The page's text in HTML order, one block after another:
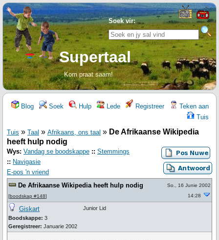
Soek vir:
Supertaal
Kom praat saam!
Blog Soek Hulp Lede Registreer
Teken aan
Tuis
Tuis » Taal » Afrikaans, ons taal » De Afrikaanse Wikipedia
heeft hulp nodig
Wys: Vandag se boodskappe :: Stemmings
:: Navigasie
E-pos 'n vriend
De Afrikaanse Wikipedia heeft hulp nodig
[boodskap #148]
So., 16 Junie 2002
14:28
Giskart
Boodskappe: 3
Geregistreer: Januarie 2002
Junior Lid